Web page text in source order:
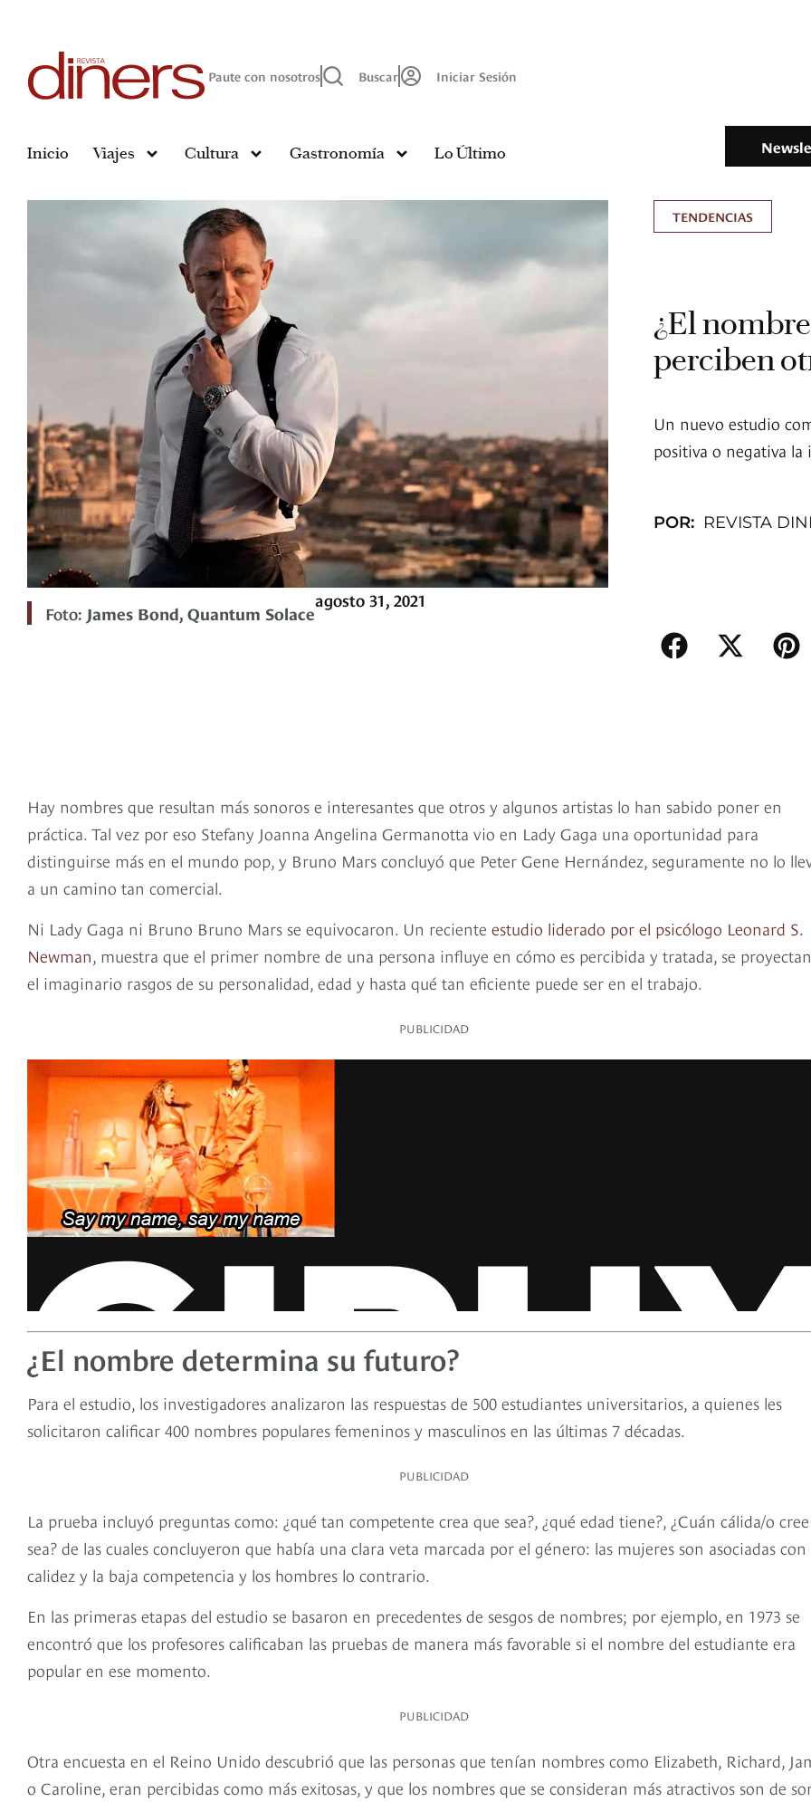
Paute con nosotros Buscar Iniciar Sesión
Inicio Viajes Cultura Gastronomía Lo Último
Foto: James Bond, Quantum Solace
agosto 31, 2021
TENDENCIAS
¿El
perciben
Un nuevo estudio
positiva o negativa la
POR: REVISTA
Hay nombres que resultan más sonoros e interesantes que otros y algunos artistas lo han sabido poner en
práctica. Tal vez por eso Stefany Joanna Angelina Germanotta vio en Lady Gaga una oportunidad para
distinguirse más en el mundo pop, y Bruno Mars concluyó que Peter Gene Hernández, seguramente no lo
a un camino tan comercial.
Ni Lady Gaga ni Bruno Bruno Mars se equivocaron. Un reciente estudio liderado por el psicólogo Leonard S.
Newman, muestra que el primer nombre de una persona influye en cómo es percibida y tratada, se
el imaginario rasgos de su personalidad, edad y hasta qué tan eficiente puede ser en el trabajo.
PUBLICIDAD
¿El nombre determina su futuro?
Para el estudio, los investigadores analizaron las respuestas de 500 estudiantes universitarios, a quienes les
solicitaron calificar 400 nombres populares femeninos y masculinos en las últimas 7 décadas.
PUBLICIDAD
La prueba incluyó preguntas como: ¿qué tan competente crea que sea?, ¿qué edad tiene?, ¿Cuán cálida/o
sea? de las cuales concluyeron que había una clara veta marcada por el género: las mujeres son asociadas con
calidez y la baja competencia y los hombres lo contrario.
En las primeras etapas del estudio se basaron en precedentes de sesgos de nombres; por ejemplo, en 1973 se
encontró que los profesores calificaban las pruebas de manera más favorable si el nombre del estudiante era
popular en ese momento.
PUBLICIDAD
Otra encuesta en el Reino Unido descubrió que las personas que tenían nombres como Elizabeth, Richard,
o Caroline, eran percibidas como más exitosas, y que los nombres que se consideran más atractivos son de